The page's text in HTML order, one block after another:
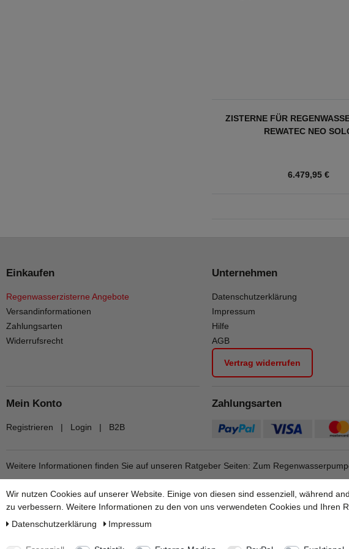
ZISTERNE FÜR
REWATEC NEO
6.479,95 €
Einkaufen
Regenwasserzisterne Angebote
Versandinformationen
Zahlungsarten
Widerrufsrecht
Unternehmen
Datenschutzerklärung
Impressum
Hilfe
AGB
Vertrag widerrufen
Mein Konto
Registrieren | Login | B2B
Zahlungsarten
Weitere Informationen finden Sie auf unseren Ratgeber Seiten: Zum
* Die verkauften
Wir nutzen Cookies auf unserer Website. Einige von diesen sind essenziell, während
zu verbessern. Weitere Informationen zu den von uns verwendeten Cookies und Ihren
Daten­schutz­erklärung
Impressum